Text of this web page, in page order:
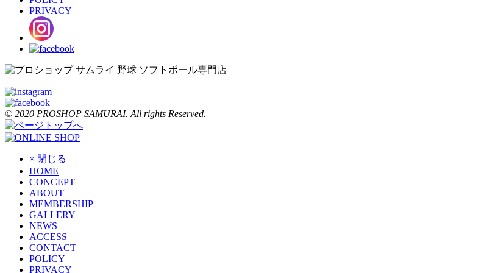
PRIVACY
© 2020 PROSHOP SAMURAI. All rights Reserved.
× 閉じる
HOME
CONCEPT
ABOUT
MEMBERSHIP
GALLERY
NEWS
ACCESS
CONTACT
POLICY
PRIVACY